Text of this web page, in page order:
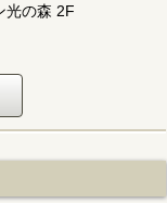
光の森 2F